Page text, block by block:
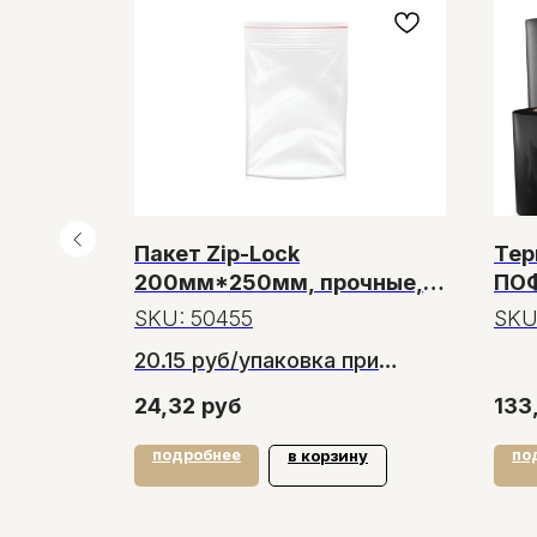
Пакет Zip-Lock
200мм*250мм, прочные,
100 пакетов
SKU: 50455
20.15 руб/упаковка при
заказе от 150 упаковок
24,32 руб
подробнее в корзину